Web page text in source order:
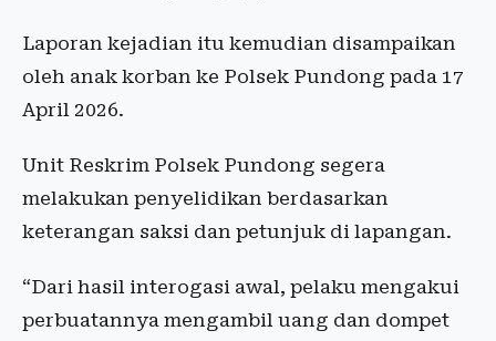
Laporan kejadian itu kemudian disampaikan
oleh anak korban ke Polsek Pundong pada 17
April 2026.
Unit Reskrim Polsek Pundong segera
melakukan penyelidikan berdasarkan
keterangan saksi dan petunjuk di lapangan.
“Dari hasil interogasi awal, pelaku mengakui
perbuatannya mengambil uang dan dompet